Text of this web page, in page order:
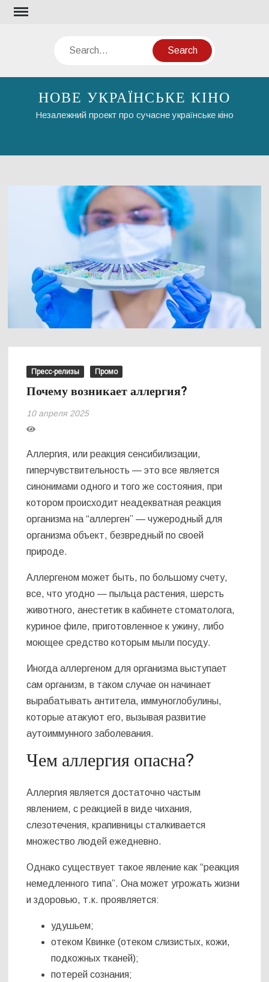
Skip
Search
НОВЕ УКРАЇНСЬКЕ КІНО
Незалежний проект про сучасне українське кіно
Пресс-релизы Промо
Почему возникает аллергия?
10 апреля 2025
Аллергия, или реакция сенсибилизации,
гиперчувствительность — это все является
синонимами одного и того же состояния, при
котором происходит неадекватная реакция
организма на “аллерген” — чужеродный для
организма объект, безвредный по своей
природе.
Аллергеном может быть, по большому счету,
все, что угодно — пыльца растения, шерсть
животного, анестетик в кабинете стоматолога,
куриное филе, приготовленное к ужину, либо
моющее средство которым мыли посуду.
Иногда аллергеном для организма выступает
сам организм, в таком случае он начинает
вырабатывать антитела, иммуноглобулины,
которые атакуют его, вызывая развитие
аутоиммунного заболевания.
Чем аллергия опасна?
Аллергия является достаточно частым
явлением, с реакцией в виде чихания,
слезотечения, крапивницы сталкивается
множество людей ежедневно.
Однако существует такое явление как “реакция
немедленного типа”. Она может угрожать жизни
и здоровью, т.к. проявляется:
удушьем;
отеком Квинке (отеком слизистых, кожи,
подкожных тканей);
потерей сознания;